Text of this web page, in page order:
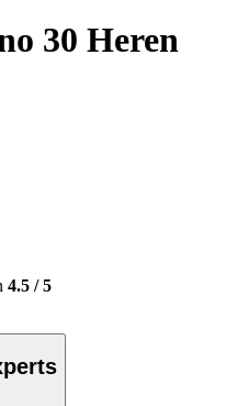
30 Heren
4.5 /5